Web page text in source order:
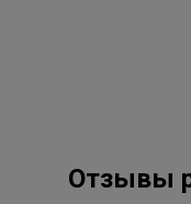
Отзывы